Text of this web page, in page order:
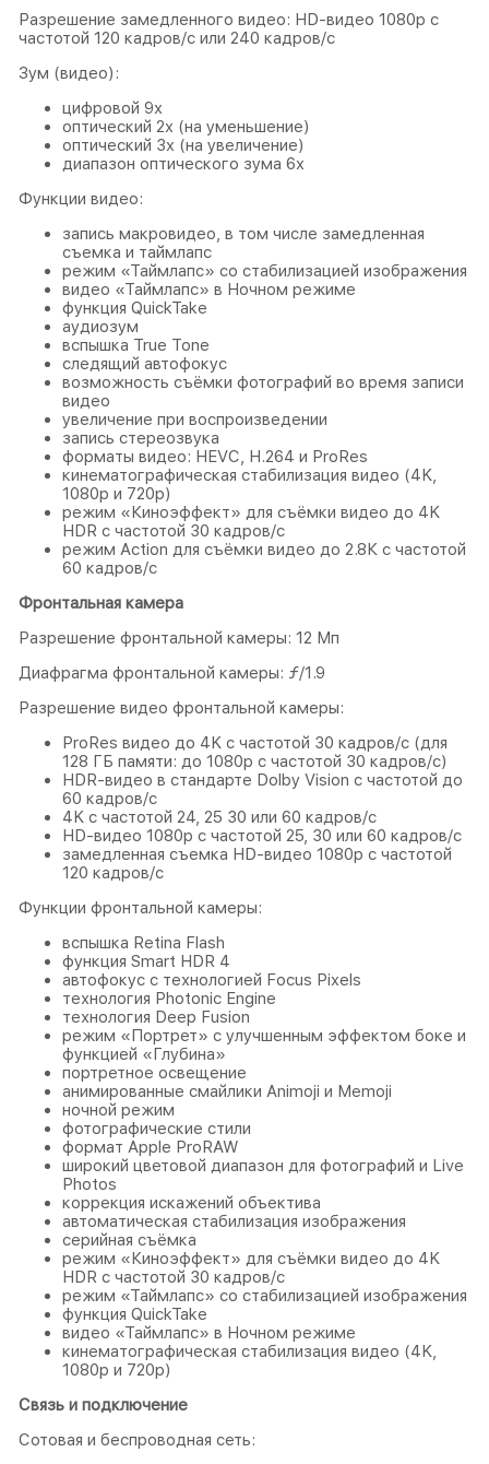
Разрешение замедленного видео: HD-видео 1080р c
частотой 120 кадров/ с или 240 кадров/ с
Зум (видео):
цифровой 9х
оптический 2x (на уменьшение)
оптический 3x (на увеличение)
диапазон оптического зума 6x
Функции видео:
запись макровидео, в том числе замедленная
съемка и таймлапс
режим «Таймлапс» со стабилизацией изображения
видео «Таймлапс» в Ночном режиме
функция QuickTake
аудиозум
вспышка True Tone
следящий автофокус
возможность съёмки фотографий во время записи
видео
увеличение при воспроизведении
запись стереозвука
форматы видео: HEVC, H.264 и ProRes
кинематографическая стабилизация видео (4K,
1080p и 720p)
режим «Киноэффект» для съёмки видео до 4K
HDR с частотой 30 кадров/с
режим Action для съёмки видео до 2.8К с частотой
60 кадров/с
Фронтальная камера
Разрешение фронтальной камеры: 12 Мп
Диафрагма фронтальной камеры: ƒ/1.9
Разрешение видео фронтальной камеры:
ProRes видео до 4K с частотой 30 кадров/с (для
128 ГБ памяти: до 1080p с частотой 30 кадров/с)
HDR‑видео в стандарте Dolby Vision с частотой до
60 кадров/с
4K с частотой 24, 25 30 или 60 кадров/с
HD-видео 1080p с частотой 25, 30 или 60 кадров/с
замедленная съемка HD-видео 1080p с частотой
120 кадров/с
Функции фронтальной камеры:
вспышка Retina Flash
функция Smart HDR 4
автофокус с технологией Focus Pixels
технология Photonic Engine
технология Deep Fusion
режим «Портрет» с улучшенным эффектом боке и
функцией «Глубина»
портретное освещение
анимированные смайлики Animoji и Memoji
ночной режим
фотографические стили
формат Apple ProRAW
широкий цветовой диапазон для фотографий и Live
Photos
коррекция искажений объектива
автоматическая стабилизация изображения
серийная съëмка
режим «Киноэффект» для съёмки видео до 4K
HDR с частотой 30 кадров/с
режим «Таймлапс» со стабилизацией изображения
функция QuickTake
видео «Таймлапс» в Ночном режиме
кинематографическая стабилизация видео (4K,
1080p и 720p)
Связь и подключение
Сотовая и беспроводная сеть: